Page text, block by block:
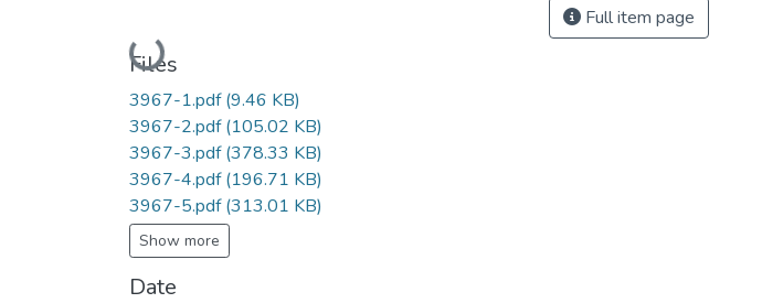
Loading...
Files
3967-1.pdf(9.46 KB)
3967-2.pdf(105.02 KB)
3967-3.pdf(378.33 KB)
3967-4.pdf(196.71 KB)
3967-5.pdf(313.01 KB)
Show more
Date
Full item page